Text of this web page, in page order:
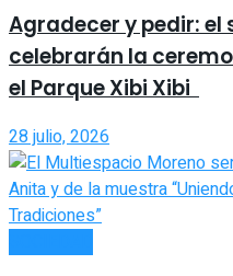
Agradecer y pedir: el
celebrarán la
el Parque Xibi Xibi
28 julio, 2026